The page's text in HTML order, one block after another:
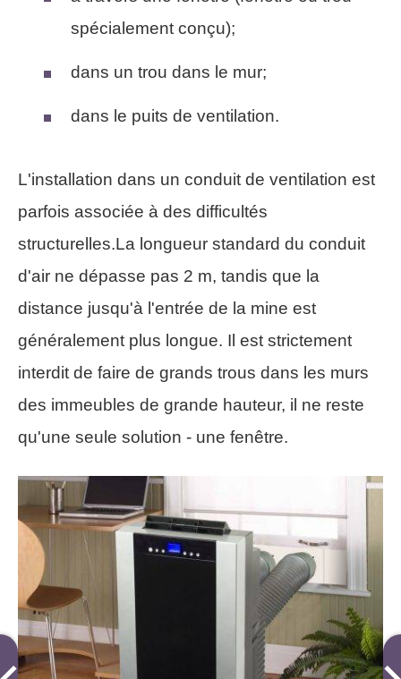
spécialement conçu);
dans un trou dans le mur;
dans le puits de ventilation.
L'installation dans un conduit de ventilation est
parfois associée à des difficultés
structurelles.La longueur standard du conduit
d'air ne dépasse pas 2 m, tandis que la
distance jusqu'à l'entrée de la mine est
généralement plus longue. Il est strictement
interdit de faire de grands trous dans les murs
des immeubles de grande hauteur, il ne reste
qu'une seule solution - une fenêtre.